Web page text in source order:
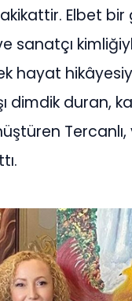
Elbet
sanatçı
hayat
dimdik duran,